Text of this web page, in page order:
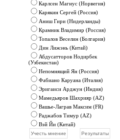
Карлсен Магнус (Норвегия)
Карякин Сергей (Россия)
Аниш Гири (Нидерланды)
Крамник Владимир (Россия)
Топалов Веселин (Болгария)
Дин Лижэнь (Китай)
Абдусатторов Нодирбек
(Узбекистан)
Непомнящий Ян (Россия)
Фабиано Каруана (Италия)
Эригаиси Арджун (Индия)
Мамедьяров Шахрияр (AZ)
Вашье-Лаграв Максим (FR)
Раджабов Тимур (AZ)
Вэй Йи (Китай)